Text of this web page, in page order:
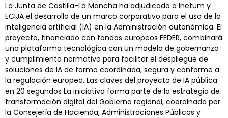
La Junta de Castilla-La Mancha ha adjudicado a Inetum y
ECIJA el desarrollo de un marco corporativo para el uso de la
inteligencia artificial (IA) en la Administración autonómica. El
proyecto, financiado con fondos europeos FEDER, combinará
una plataforma tecnológica con un modelo de gobernanza
y cumplimiento normativo para facilitar el despliegue de
soluciones de IA de forma coordinada, segura y conforme a
la regulación europea. Las claves del proyecto de IA pública
en 20 segundos La iniciativa forma parte de la estrategia de
transformación digital del Gobierno regional, coordinada por
la Consejería de Hacienda, Administraciones Públicas y